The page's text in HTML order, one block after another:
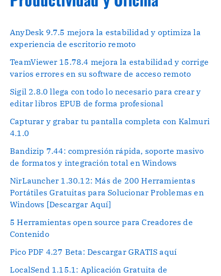
AnyDesk 9.7.5 mejora la estabilidad y optimiza la
experiencia de escritorio remoto
TeamViewer 15.78.4 mejora la estabilidad y corrige
varios errores en su software de acceso remoto
Sigil 2.8.0 llega con todo lo necesario para crear y
editar libros EPUB de forma profesional
Capturar y grabar tu pantalla completa con Kalmuri
4.1.0
Bandizip 7.44: compresión rápida, soporte masivo
de formatos y integración total en Windows
NirLauncher 1.30.12: Más de 200 Herramientas
Portátiles Gratuitas para Solucionar Problemas en
Windows [Descargar Aquí]
5 Herramientas open source para Creadores de
Contenido
Pico PDF 4.27 Beta: Descargar GRATIS aquí
LocalSend 1.15.1: Aplicación Gratuita de